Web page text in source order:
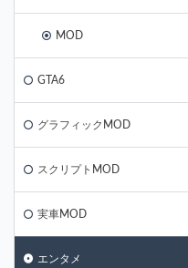
MOD
GTA6
グラフィックMOD
スクリプトMOD
実車MOD
エンタメ